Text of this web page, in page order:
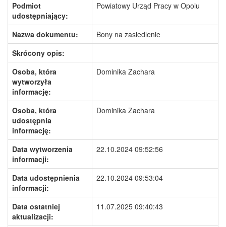
Podmiot
udostępniający:
Powiatowy Urząd Pracy w Opolu
Nazwa dokumentu:
Bony na zasiedlenie
Skrócony opis:
Osoba, która
wytworzyła
informację:
Dominika Zachara
Osoba, która
udostępnia
informację:
Dominika Zachara
Data wytworzenia
informacji:
22.10.2024 09:52:56
Data udostępnienia
informacji:
22.10.2024 09:53:04
Data ostatniej
aktualizacji:
11.07.2025 09:40:43